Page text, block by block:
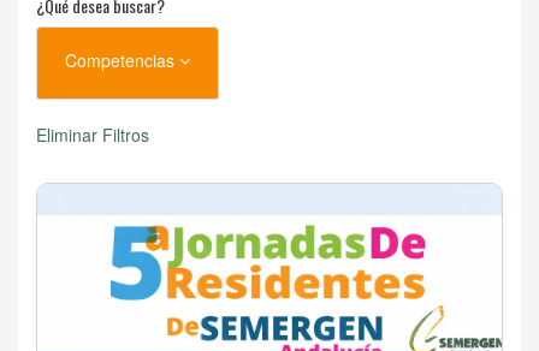
¿Qué desea buscar?
Competencias
Eliminar Filtros